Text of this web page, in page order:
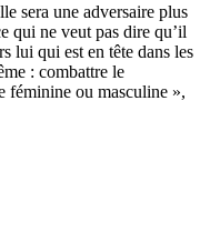
sera une adversaire plus
qui ne veut pas dire qu’il
lui qui est en tête dans les
: combattre le
féminine ou masculine »,